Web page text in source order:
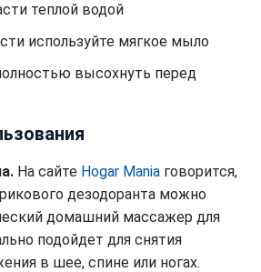
теплой водой
используйте мягкое мыло
высохнуть перед
На сайте Нogar Мania говорится,
дезодоранта можно
домашний массажер для
подойдет для снятия
в шее, спине или ногах.